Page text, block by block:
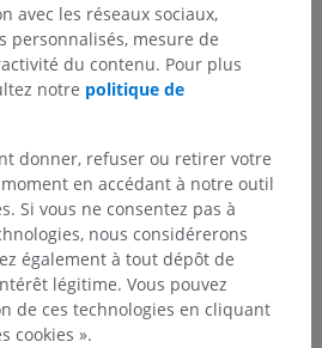
avec les réseaux sociaux,
personnalisés, mesure de
du contenu. Pour plus
notre politique de
donner, refuser ou retirer votre
en accédant à notre outil
Si vous ne consentez pas à
nous considérerons
également à tout dépôt de
légitime. Vous pouvez
de ces technologies en cliquant
cookies ».